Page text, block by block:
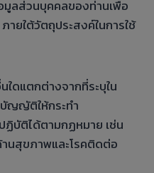
ลส่วนบุคคลของท่านเพื่อ
ายใต้วัตถุประสงค์ในการใช้
ใดแตกต่างจากที่ระบุใน
ญญัติให้กระทำ
บัติได้ตามกฏหมาย เช่น
นสุขภาพและโรคติดต่อ